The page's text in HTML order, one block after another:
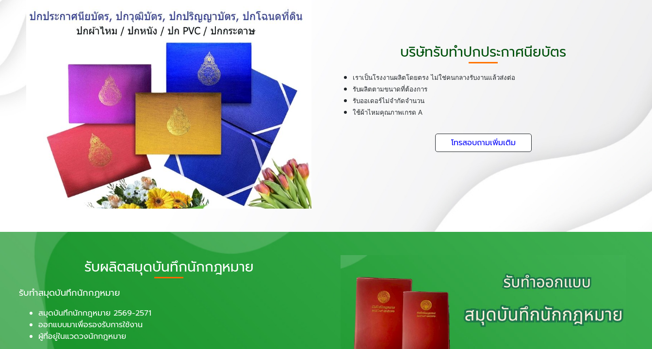
บริษัทรับทำปกประกาศนียบัตร
เราเป็นโรงงานผลิตโดยตรง ไม่ใช่คนกลางรับงานแล้วส่งต่อ
รับผลิตตามขนาดที่ต้องการ
รับออเดอร์ไม่จำกัดจำนวน
ใช้ผ้าไหมคุณภาพเกรด A
โทรสอบถามเพิ่มเติม
รับผลิตสมุดบันทึกนักกฎหมาย
รับทำสมุดบันทึกนักกฎหมาย
สมุดบันทึกนักกฎหมาย 2569-2571
ออกแบบมาเพื่อรองรับการใช้งาน
ผู้ที่อยู่ในแวดวงนักกฎหมาย